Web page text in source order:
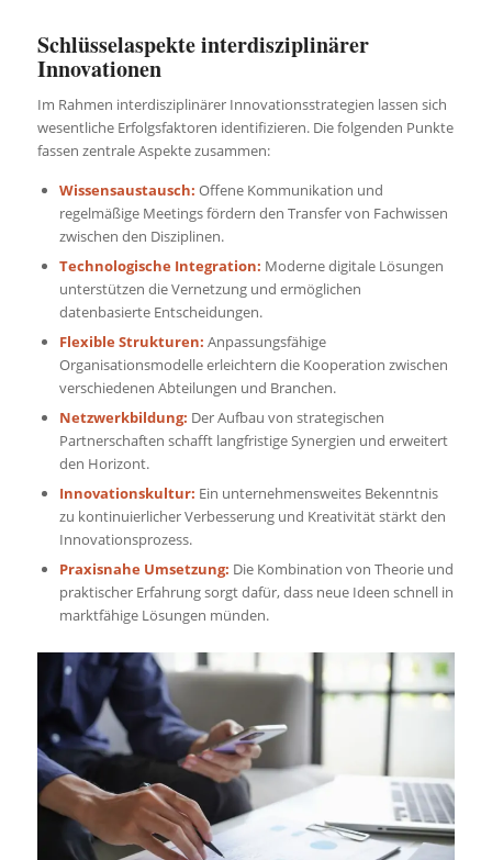
Schlüsselaspekte interdisziplinärer
Innovationen
Im Rahmen interdisziplinärer Innovationsstrategien lassen sich
wesentliche Erfolgsfaktoren identifizieren. Die folgenden Punkte
fassen zentrale Aspekte zusammen:
Wissensaustausch: Offene Kommunikation und
regelmäßige Meetings fördern den Transfer von Fachwissen
zwischen den Disziplinen.
Technologische Integration: Moderne digitale Lösungen
unterstützen die Vernetzung und ermöglichen
datenbasierte Entscheidungen.
Flexible Strukturen: Anpassungsfähige
Organisationsmodelle erleichtern die Kooperation zwischen
verschiedenen Abteilungen und Branchen.
Netzwerkbildung: Der Aufbau von strategischen
Partnerschaften schafft langfristige Synergien und erweitert
den Horizont.
Innovationskultur: Ein unternehmensweites Bekenntnis
zu kontinuierlicher Verbesserung und Kreativität stärkt den
Innovationsprozess.
Praxisnahe Umsetzung: Die Kombination von Theorie und
praktischer Erfahrung sorgt dafür, dass neue Ideen schnell in
marktfähige Lösungen münden.